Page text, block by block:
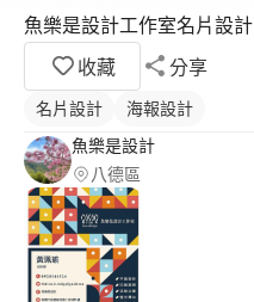
魚樂是設計工作室名片設計
收藏
分享
名片設計
海報設計
魚樂是設計
八德區